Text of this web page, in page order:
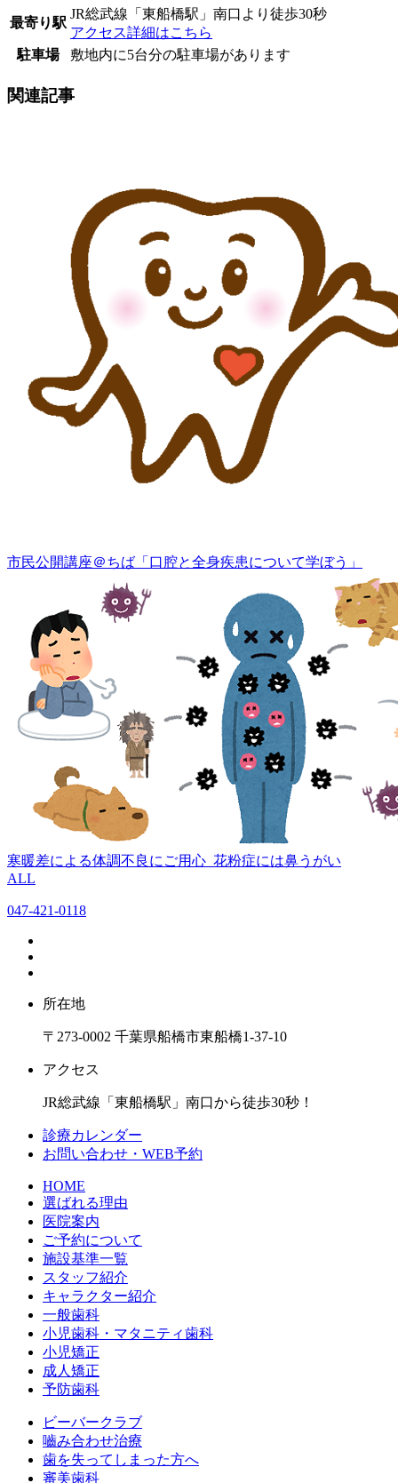
最寄り駅
JR総武線「東船橋駅」南口より徒歩30秒
アクセス詳細はこちら
駐車場
敷地内に5台分の駐車場があります
関連記事
市民公開講座＠ちば「口腔と全身疾患について学ぼう」
寒暖差による体調不良にご用心 花粉症には鼻うがい
ALL
047-421-0118
所在地
〒273-0002 千葉県船橋市東船橋1-37-10
アクセス
JR総武線「東船橋駅」南口から徒歩30秒！
診療カレンダー
お問い合わせ・WEB予約
HOME
選ばれる理由
医院案内
ご予約について
施設基準一覧
スタッフ紹介
キャラクター紹介
一般歯科
小児歯科・マタニティ歯科
小児矯正
成人矯正
予防歯科
ビーバークラブ
嚙み合わせ治療
歯を失ってしまった方へ
審美歯科